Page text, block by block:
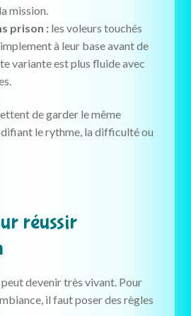
mission.
prison :les voleurs touchés
à leur base avant de
variante est plus fluide avec
de garder le même
le rythme, la difficulté ou
réussir
devenir très vivant. Pour
il faut poser des règles